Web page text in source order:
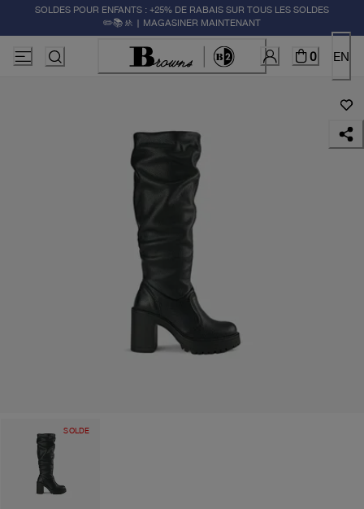
SOLDES POUR ENFANTS : +25% DE RABAIS SUR TOUS LES SOLDES
✏️📚🚸 | MAGASINER MAINTENANT
0 EN
SOLDE